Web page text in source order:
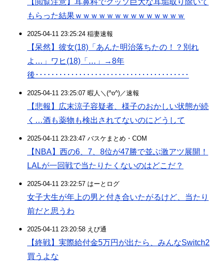
【閲覧注意】耳鼻科でクッソ巨大な耳垢取り除いて
もらった結果ｗｗｗｗｗｗｗｗｗｗｗｗｗｗ
2025-04-11 23:25:24 稲妻速報
【呆然】彼女(18)「あんた明治落ちたの！？別れ
よ…」ワヒ(18)「…」→8年
後･･･････････････････････････････････････
2025-04-11 23:25:07 暇人＼(^o^)／速報
【悲報】広末涼子容疑者、様子のおかしい状態が続
く…酒も薬物も検出されてないのにどうして
2025-04-11 23:23:47 バスケまとめ・COM
【NBA】西の6、7、8位が47勝で並ぶ激アツ展開！
LALが一回戦で当たりたくないのはどこだ？
2025-04-11 23:22:57 はーとログ
女子大生が年上の男と付き合いたがるけど、当たり
前だと思うわ
2025-04-11 23:20:58 えび通
【終戦】実際給付金5万円が出たら、みんなSwitch2
買うよな